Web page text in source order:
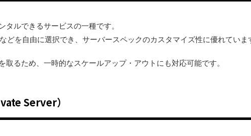
タルできるサービスの一種です。
どを自由に選択でき、サーバースペックのカスタマイズ性に優れていま
取るため、一時的なスケールアップ・アウトにも対応可能です。
Server）